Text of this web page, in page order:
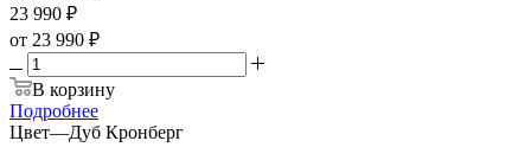
23 990 ₽
от 23 990 ₽
В корзину
Подробнее
Цвет—Дуб Кронберг